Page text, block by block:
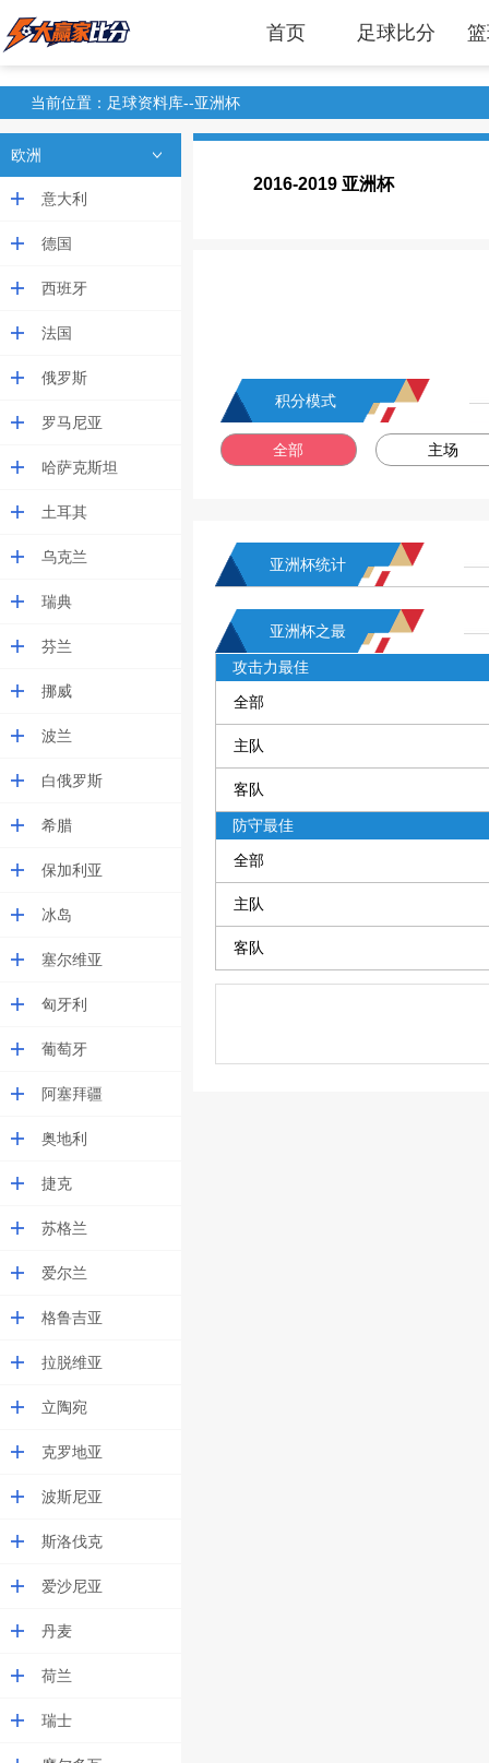
首页 足球比分
当前位置： 足球资料库--亚洲杯
欧洲
意大利
德国
西班牙
法国
俄罗斯
罗马尼亚
哈萨克斯坦
土耳其
乌克兰
瑞典
芬兰
挪威
波兰
白俄罗斯
希腊
保加利亚
冰岛
塞尔维亚
匈牙利
葡萄牙
阿塞拜疆
奥地利
捷克
苏格兰
爱尔兰
格鲁吉亚
拉脱维亚
立陶宛
克罗地亚
波斯尼亚
斯洛伐克
爱沙尼亚
丹麦
荷兰
瑞士
2016-2019 亚洲杯
积分模式
全部 主场
亚洲杯统计
亚洲杯之最
攻击力最佳
全部
主队
客队
防守最佳
全部
主队
客队